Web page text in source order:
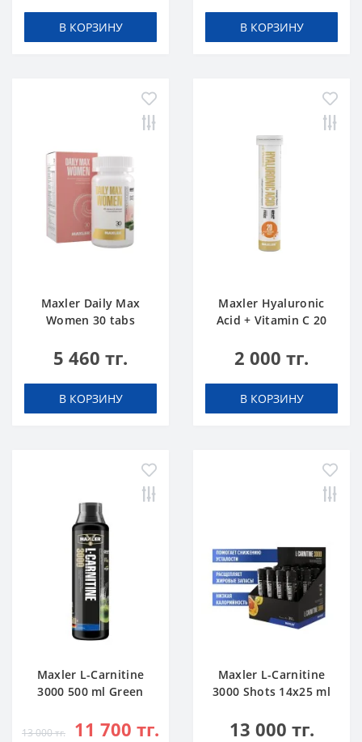
В КОРЗИНУ В КОРЗИНУ
Maxler Daily Max
Women 30 tabs
5 460 тг.
В КОРЗИНУ
Maxler Hyaluronic
Acid + Vitamin C 20
2 000 тг.
В КОРЗИНУ
Maxler L-Carnitine
3000 500 ml Green
13 000 тг. 11 700 тг.
Maxler L-Carnitine
3000 Shots 14x25 ml
13 000 тг.